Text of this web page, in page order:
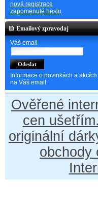
nová registrace
zapomenuté heslo
Emailový zpravodaj
Váš email
Informace o novinkách a akcích
na Váš email.
Ověřené
cen
originální
obchody